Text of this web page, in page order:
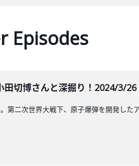
Episodes
田切博さんと深掘り！2024/3/
第二次世界大戦下、原子爆弾を開発した